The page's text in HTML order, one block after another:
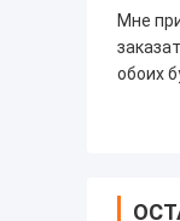
Мне
обоих